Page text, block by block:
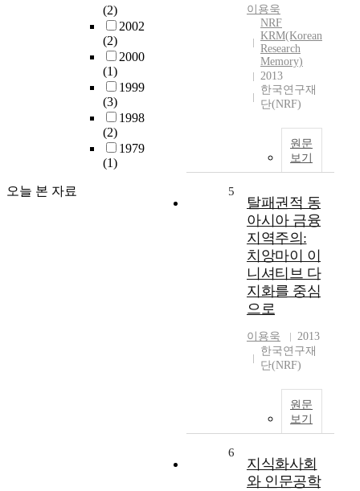
(2)
2002
(2)
2000
(1)
1999
(3)
1998
(2)
1979
(1)
오늘 본 자료
이용욱
NRF
KRM(Korean
Research
Memory)
2013
한국연구재
단(NRF)
원문
보기
5
탈패권적 동
아시아 금융
지역주의:
치앙마이 이
니셔티브 다
지화를 중심
으로
이용욱
2013
한국연구재
단(NRF)
원문
보기
6
지식화사회
와 인문공학